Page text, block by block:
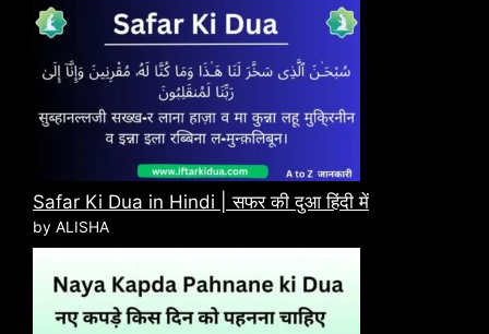
Safar Ki Dua in Hindi | सफर की दुआ हिंदी में
by ALISHA